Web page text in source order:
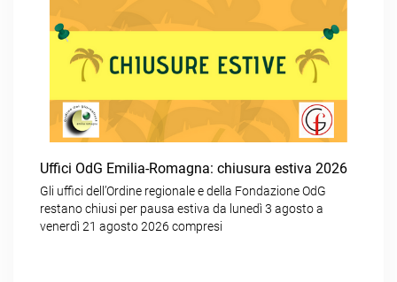
Uffici OdG Emilia-Romagna: chiusura estiva 2026
Gli uffici dell’Ordine regionale e della Fondazione OdG
restano chiusi per pausa estiva da lunedì 3 agosto a
venerdì 21 agosto 2026 compresi